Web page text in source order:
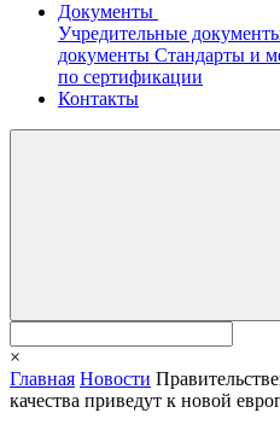
Документы
Учредительные
документы Стандарты и
по сертификации
Контакты
×
Главная Новости
качества приведут к новой